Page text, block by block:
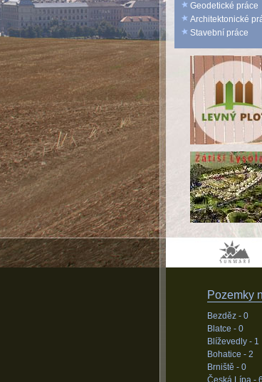
Geodetické práce
Architektonické
Stavební práce
Pozemky
Bezděz - 0
Blatce - 0
Blíževedly - 1
Bohatice - 2
Brniště - 0
Česká Lípa - 6